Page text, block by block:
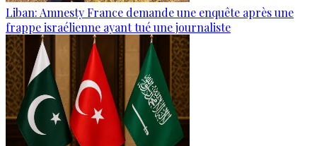
Liban: Amnesty France demande une enquête après une
frappe israélienne ayant tué une journaliste